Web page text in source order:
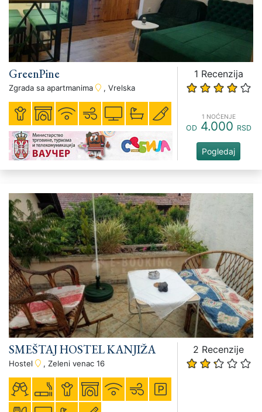
GreenPine
Zgrada sa apartmanima , Vrelska
1 Recenzija
1 NOĆENJE
OD4.000 RSD
Pogledaj
SMEŠTAJ HOSTEL KANJIŽA
Hostel , Zeleni venac 16
2 Recenzije